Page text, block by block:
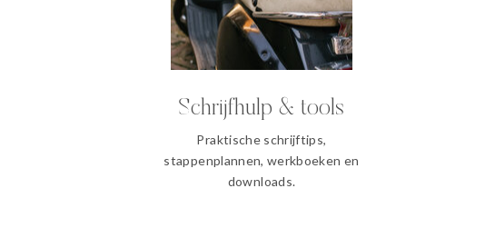
Schrijfhulp & tools
Praktische schrijftips,
stappenplannen, werkboeken en
downloads.